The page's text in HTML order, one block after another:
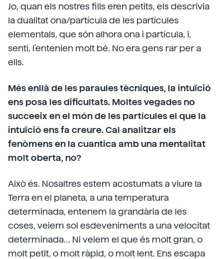
Jo, quan els nostres fills eren petits, els descrivia
la dualitat ona/partícula de les partícules
elementals, que són alhora ona i partícula, i,
senti, l'entenien molt bé. No era gens rar per a
ells.
Més enllà de les paraules tècniques, la intuïció
ens posa les dificultats. Moltes vegades no
succeeix en el món de les partícules el que la
intuïció ens fa creure. Cal analitzar els
fenòmens en la cuantica amb una mentalitat
molt oberta, no?
Això és. Nosaltres estem acostumats a viure la
Terra en el planeta, a una temperatura
determinada, entenem la grandària de les
coses, veiem sol esdeveniments a una velocitat
determinada… Ni veiem el que és molt gran, o
molt petit, o molt ràpid, o molt lent. Ens escapa